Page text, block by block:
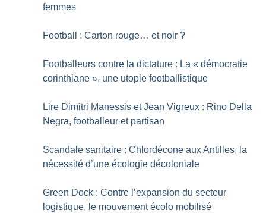
femmes
Football : Carton rouge… et noir ?
Footballeurs contre la dictature : La « démocratie
corinthiane », une utopie footballistique
Lire Dimitri Manessis et Jean Vigreux : Rino Della
Negra, footballeur et partisan
Scandale sanitaire : Chlordécone aux Antilles, la
nécessité d’une écologie décoloniale
Green Dock : Contre l’expansion du secteur
logistique, le mouvement écolo mobilisé